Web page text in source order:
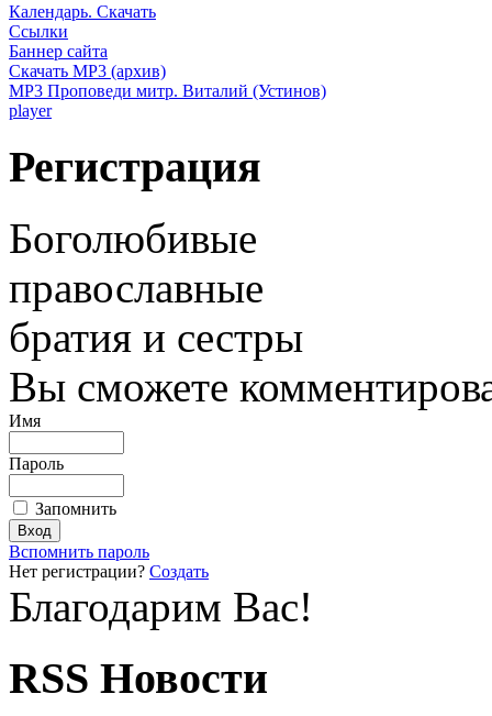
Календарь. Скачать
Ссылки
Баннер сайта
Скачать MP3 (архив)
MP3 Проповеди митр. Виталий (Устинов)
player
Регистрация
Боголюбивые
православные
братия и сестры
Вы сможете
Имя
Пароль
Запомнить
Вспомнить пароль
Нет регистрации? Создать
Благодарим Вас!
RSS Новости